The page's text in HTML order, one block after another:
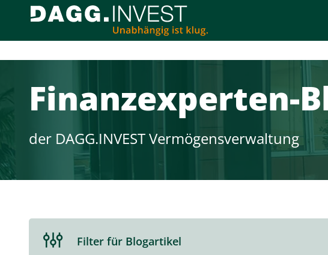
Finanz­experten-
der DAGG.INVEST Vermögensverwaltung
aus-
Filter für Blogartikel